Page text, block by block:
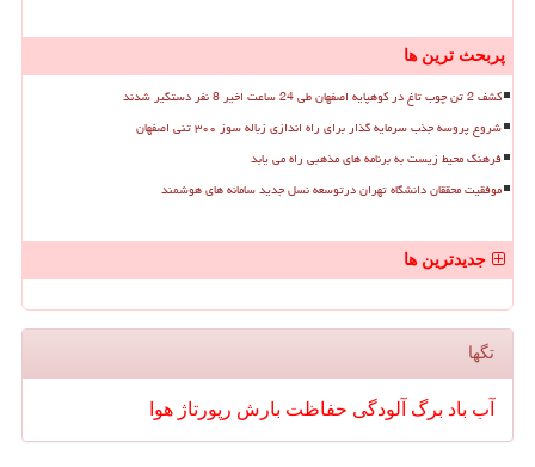
پربحث ترین ها
کشف 2 تن چوب تاغ در کوهپایه اصفهان طی 24 ساعت اخیر 8 نفر دستگیر شدند
شروع پروسه جذب سرمایه گذار برای راه اندازی زباله سوز ۳۰۰ تنی اصفهان
فرهنگ محیط زیست به برنامه های مذهبی راه می یابد
موفقیت محققان دانشگاه تهران درتوسعه نسل جدید سامانه های هوشمند
جدیدترین ها
تگها
آب باد برگ آلودگی حفاظت بارش رپورتاژ هوا